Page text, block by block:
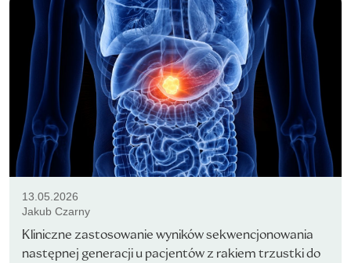
13.05.2026
Jakub Czarny
Kliniczne zastosowanie wyników sekwencjonowania
następnej generacji u pacjentów z rakiem trzustki do